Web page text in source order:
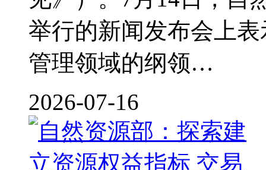
举行的新闻发布会上
管理领域的纲领…
2026-07-16